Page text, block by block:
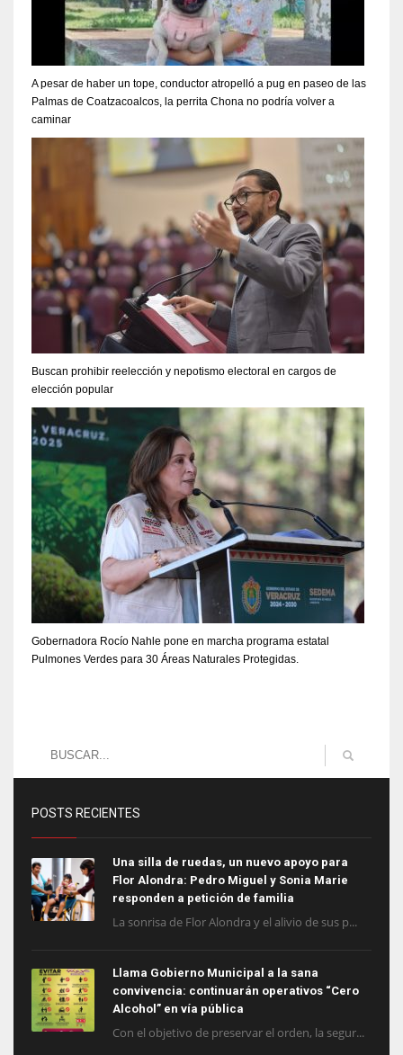
A pesar de haber un tope, conductor atropelló a pug en paseo de las
Palmas de Coatzacoalcos, la perrita Chona no podría volver a
caminar
Buscan prohibir reelección y nepotismo electoral en cargos de
elección popular
Gobernadora Rocío Nahle pone en marcha programa estatal
Pulmones Verdes para 30 Áreas Naturales Protegidas.
POSTS RECIENTES
Una silla de ruedas, un nuevo apoyo para
Flor Alondra: Pedro Miguel y Sonia Marie
responden a petición de familia
La sonrisa de Flor Alondra y el alivio de sus p...
Llama Gobierno Municipal a la sana
convivencia: continuarán operativos “Cero
Alcohol” en vía pública
Con el objetivo de preservar el orden, la segur...